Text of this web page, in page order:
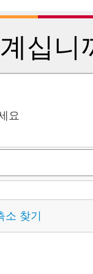
십니
요
소 찾기